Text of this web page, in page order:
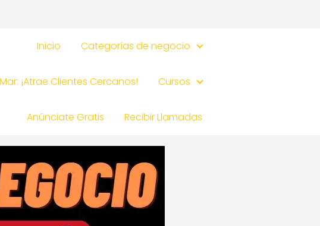
Inicio Categorías de negocio
¡Atrae Clientes Cercanos! Cursos
Anúnciate Gratis Recibir Llamadas